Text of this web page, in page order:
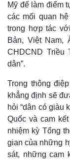
Thế giới
Cuộc sống đó đây
Hồ sơ
Mỹ để làm điểm
các mối quan
trong hợp tác
Bản, Việt
CHDCND Triều
dân”.
Trong thông
khẳng định sẽ
hỏi “dân có giàu
Quốc và cam
nhiệm kỳ Tổng
gian của những
sát, những cam